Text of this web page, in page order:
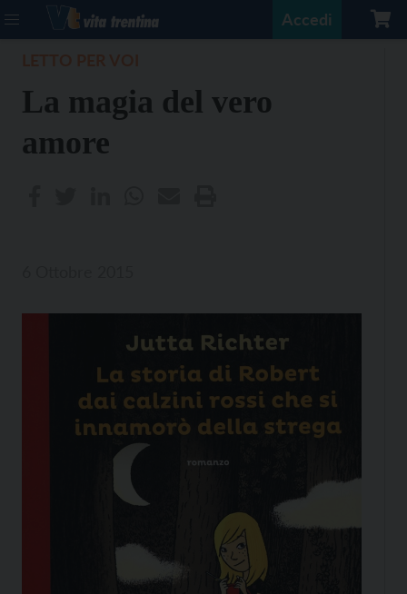
Accedi
La magia del vero
amore